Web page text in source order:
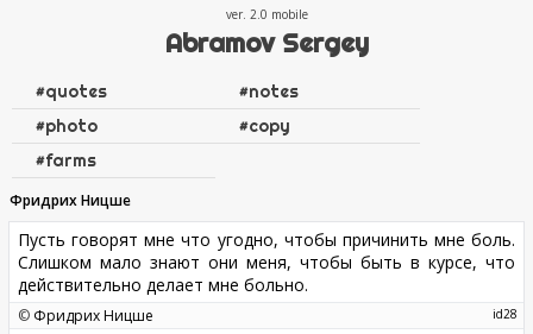
ver. 2.0
Abramov Sergey
#quotes #notes
#photo #copy
#farms
Фридрих Ницше
Пусть говорят мне что угодно, чтобы причинить мне боль.
Слишком мало знают они меня, чтобы быть в курсе, что
действительно делает мне больно.
28
© Фридрих Ницше